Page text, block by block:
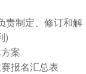
责制定、修订和解
)
案
报名汇总表